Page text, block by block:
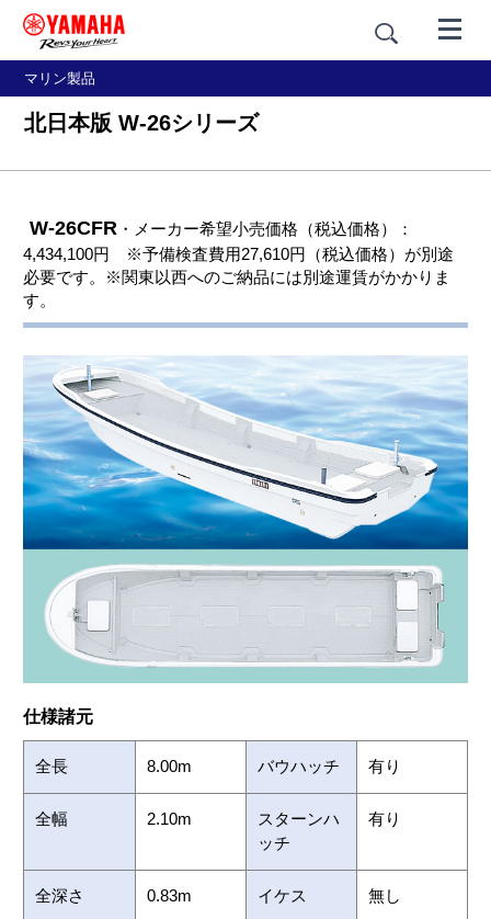
マリン製品
北日本版 W-26シリーズ
W-26CFR ・メーカー希望小売価格（税込価格）：
4,434,100円 ※予備検査費用27,610円（税込価格）が別途
必要です。※関東以西へのご納品には別途運賃がかかりま
す。
仕様諸元
全長 8.00m バウハッチ 有り
全幅 2.10m
スターンハ
ッチ
有り
全深さ 0.83m イケス 無し